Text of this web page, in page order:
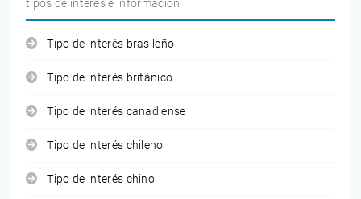
tipos de interés e información
Tipo de interés brasileño
Tipo de interés británico
Tipo de interés canadiense
Tipo de interés chileno
Tipo de interés chino